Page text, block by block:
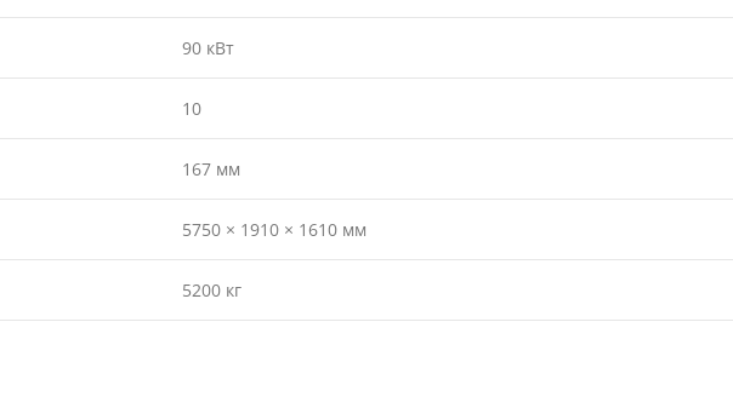
90 кВт
10
167 мм
5750 × 1910 × 1610 мм
5200 кг